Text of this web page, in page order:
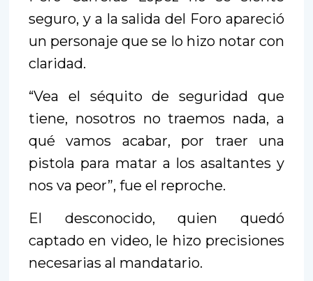
seguro, y a la salida del Foro apareció
un personaje que se lo hizo notar con
claridad.
“Vea el séquito de seguridad que
tiene, nosotros no traemos nada, a
qué vamos acabar, por traer una
pistola para matar a los asaltantes y
nos va peor”, fue el reproche.
El desconocido, quien quedó
captado en video, le hizo precisiones
necesarias al mandatario.